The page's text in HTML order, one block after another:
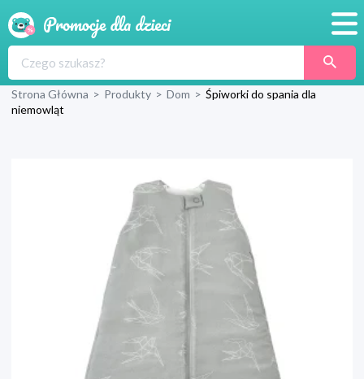
Produkty
Wyprawka
Strona Główna > Produkty > Dom > Śpiworki do spania dla
niemowląt